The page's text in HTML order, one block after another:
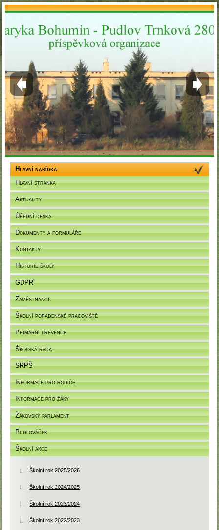
Hlavní nabídka
Hlavní stránka
Aktuality
Úřední deska
Dokumenty a formuláře
Kontakty
Historie školy
GDPR
Zaměstnanci
Školní poradenské pracoviště
Primární prevence
Školská rada
SRPŠ
Informace pro rodiče
Informace pro žáky
Žákovský parlament
Pudlováček
Školní akce
Školní rok 2025/2026
Školní rok 2024/2025
Školní rok 2023/2024
Školní rok 2022/2023